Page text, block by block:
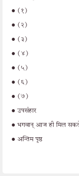
• (१)
• (२)
• (३)
• (४)
• (५)
• (६)
• (७)
•उपसंहार
• भगवान‍् आज ही मिल
• अन्तिम पृष्ठ